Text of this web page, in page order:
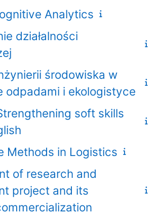
Analytics
działalności
środowiska w
odpadami i ekologistyce
soft skills
Methods in Logistics
of research and
project and its